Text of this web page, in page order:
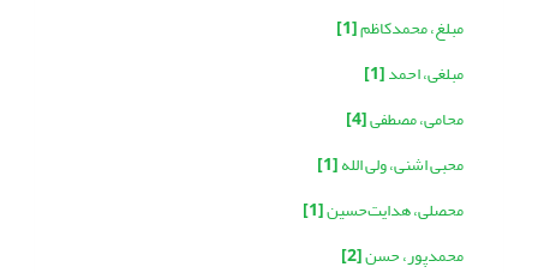
مبلغ، محمدکاظم[1]
مبلغی، احمد[1]
محامی، مصطفی[4]
محبی اشنی، ولی الله[1]
محصلی، هدایت‌حسین[1]
محمدپور، حسن[2]